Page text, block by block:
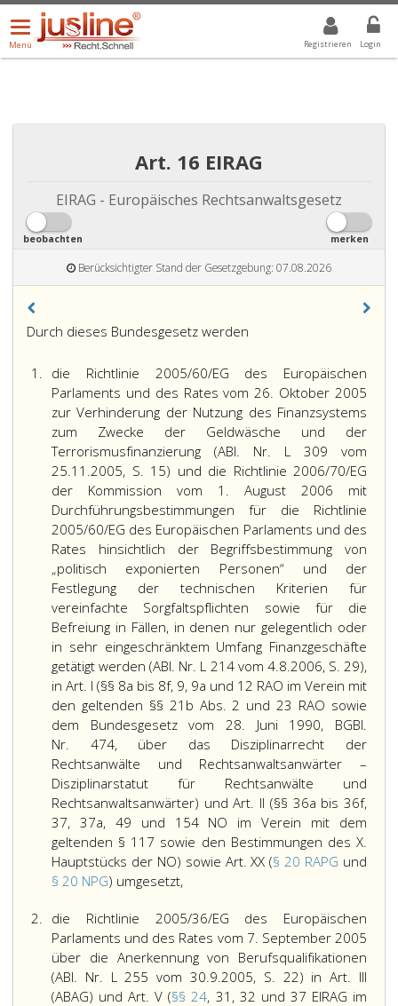
Registrieren Login
Menü
öffnen/schließen
Menü
ALLE DROPDOWN: GEWÄHLTER WERT IST ALLE
Art. 16 EIRAG
EIRAG - Europäisches Rechtsanwaltsgesetz
beobachten merken
Berücksichtigter Stand der Gesetzgebung: 07.08.2026
Durch dieses Bundesgesetz werden
1. die Richtlinie 2005/60/EG des Europäischen
Parlaments und des Rates vom 26. Oktober 2005
zur Verhinderung der Nutzung des Finanzsystems
zum Zwecke der Geldwäsche und der
Terrorismusfinanzierung (ABl. Nr. L 309 vom
25.11.2005, S. 15) und die Richtlinie 2006/70/EG
der Kommission vom 1. August 2006 mit
Durchführungsbestimmungen für die Richtlinie
2005/60/EG des Europäischen Parlaments und des
Rates hinsichtlich der Begriffsbestimmung von
„politisch exponierten Personen“ und der
Festlegung der technischen Kriterien für
vereinfachte Sorgfaltspflichten sowie für die
Befreiung in Fällen, in denen nur gelegentlich oder
in sehr eingeschränktem Umfang Finanzgeschäfte
getätigt werden (ABl. Nr. L 214 vom 4.8.2006, S. 29),
in Art. I (§§ 8a bis 8f, 9, 9a und 12 RAO im Verein mit
den geltenden §§ 21b Abs. 2 und 23 RAO sowie
dem Bundesgesetz vom 28. Juni 1990, BGBl.
Nr. 474, über das Disziplinarrecht der
Rechtsanwälte und Rechtsanwaltsanwärter –
Disziplinarstatut für Rechtsanwälte und
Rechtsanwaltsanwärter) und Art. II (§§ 36a bis 36f,
37, 37a, 49 und 154 NO im Verein mit dem
geltenden § 117 sowie den Bestimmungen des X.
Hauptstücks der NO) sowie Art. XX (§ 20 RAPG und
§ 20 NPG) umgesetzt,
2. die Richtlinie 2005/36/EG des Europäischen
Parlaments und des Rates vom 7. September 2005
über die Anerkennung von Berufsqualifikationen
(ABl. Nr. L 255 vom 30.9.2005, S. 22) in Art. III
(ABAG) und Art. V (§§ 24, 31, 32 und 37 EIRAG im